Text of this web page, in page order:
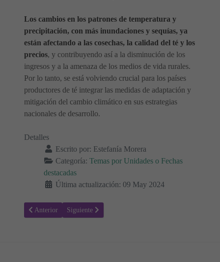
Los cambios en los patrones de temperatura y
precipitación, con más inundaciones y sequías, ya
están afectando a las cosechas, la calidad del té y los
precios, y contribuyendo así a la disminución de los
ingresos y a la amenaza de los medios de vida rurales.
Por lo tanto, se está volviendo crucial para los países
productores de té integrar las medidas de adaptación y
mitigación del cambio climático en sus estrategias
nacionales de desarrollo.
Detalles
Escrito por: Estefanía Morera
Categoría: Temas por Unidades o Fechas
destacadas
Última actualización: 09 May 2024
Artículo anterior: Celebrando la Diversidad Cultural: Un Viaje
Anterior Artículo siguiente: ¡Manos a la Obra! Cuerpo,
Siguiente